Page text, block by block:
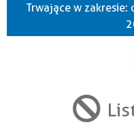
Szukana fraza
Trwające w zakresie
Trwające w zakresie: